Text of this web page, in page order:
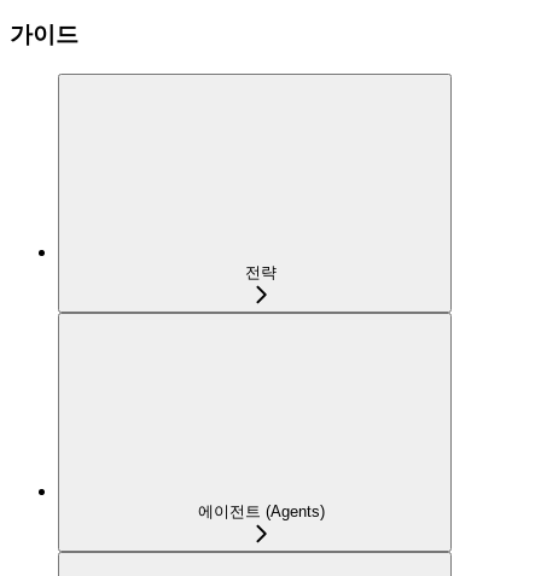
가이드
전략
에이전트 (Agents)